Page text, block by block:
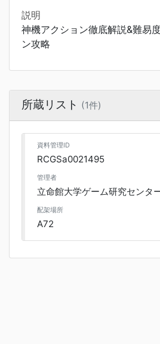
説明
神機アクション徹底解説&難易
ン攻略
所蔵リスト (1件)
資料管理ID
RCGSa0021495
管理者
立命館大学ゲーム研究センタ
配架場所
A72